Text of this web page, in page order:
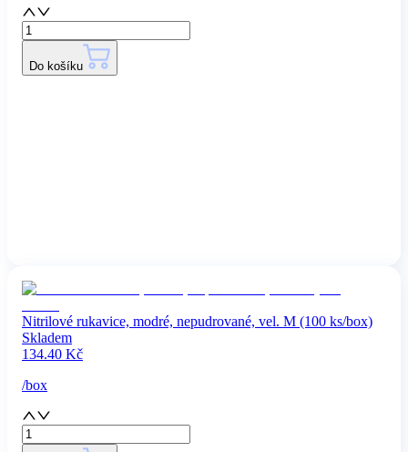
Do košíku
Nitrilové rukavice, modré, nepudrované, vel. M (100 ks/box)
Skladem
134.40 Kč
/box